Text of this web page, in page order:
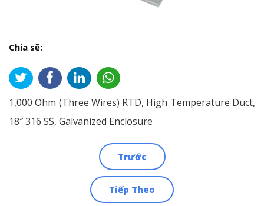
Chia sẽ:
1,000 Ohm (Three Wires) RTD, High Temperature Duct,
18″ 316 SS, Galvanized Enclosure
Trước
Tiếp Theo